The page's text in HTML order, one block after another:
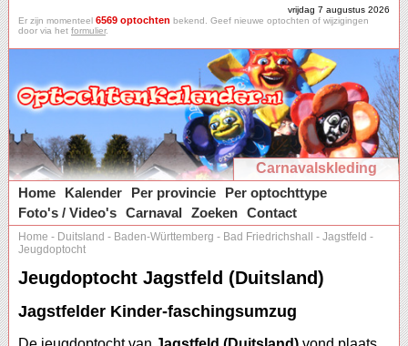
vrijdag 7 augustus 2026
Er zijn momenteel 6569 optochten bekend. Geef nieuwe optochten of wijzigingen
door via het formulier.
Carnavalskleding
Home
Kalender Per provincie
Per optochttype
Foto's / Video's Carnaval Zoeken Contact
Home - Duitsland - Baden-Württemberg - Bad Friedrichshall - Jagstfeld -
Jeugdoptocht
Jeugdoptocht Jagstfeld (Duitsland)
Jagstfelder Kinder-faschingsumzug